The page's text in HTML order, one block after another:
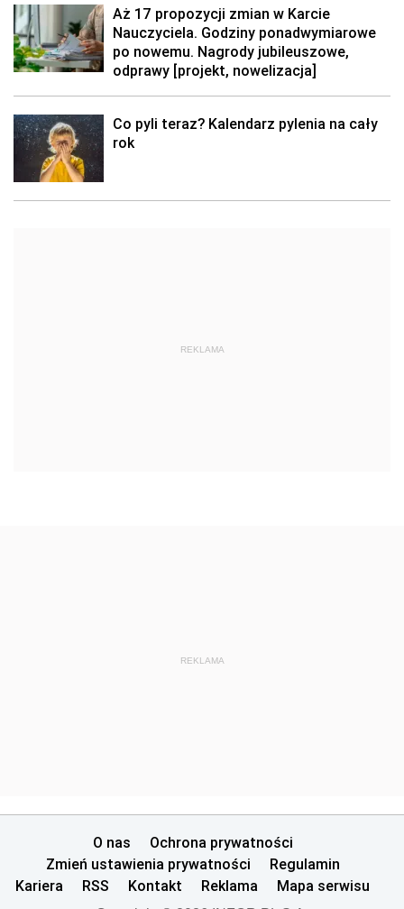
Aż 17 propozycji zmian w Karcie
Nauczyciela. Godziny ponadwymiarowe
po nowemu. Nagrody jubileuszowe,
odprawy [projekt, nowelizacja]
Co pyli teraz? Kalendarz pylenia na cały
rok
REKLAMA
REKLAMA
O nas
Ochrona prywatności
Zmień ustawienia prywatności
Regulamin
Kariera
RSS Kontakt Reklama Mapa serwisu